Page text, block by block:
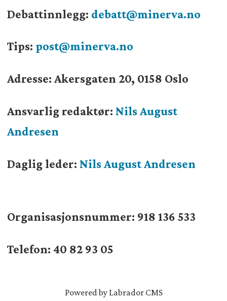
Debattinnlegg: debatt@minerva.no
Tips: post@minerva.no
Adresse: Akersgaten 20, 0158 Oslo
Ansvarlig redaktør: Nils August
Andresen
Daglig leder: Nils August Andresen
Organisasjonsnummer: 918 136 533
Telefon: 40 82 93 05
Powered by Labrador CMS